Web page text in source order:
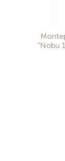
“Nobu